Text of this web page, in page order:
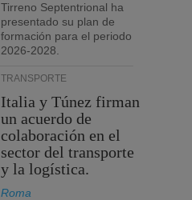
Tirreno Septentrional ha
presentado su plan de
formación para el periodo
2026-2028.
TRANSPORTE
Italia y Túnez firman
un acuerdo de
colaboración en el
sector del transporte
y la logística.
Roma